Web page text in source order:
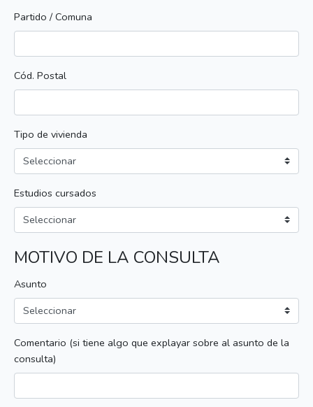
Partido / Comuna
Cód. Postal
Tipo de vivienda
Estudios cursados
MOTIVO DE LA CONSULTA
Asunto
Comentario (si tiene algo que explayar sobre al asunto de la
consulta)